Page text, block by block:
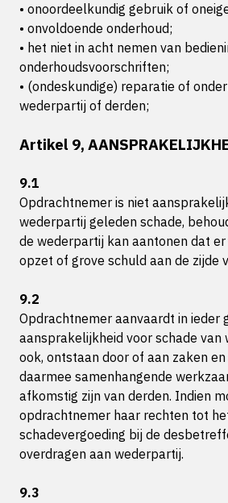
• onoordeelkundig gebruik of
• onvoldoende onderhoud;
• het niet in acht nemen van
onderhoudsvoorschriften;
• (ondeskundige) reparatie of
wederpartij of derden;
Artikel 9,
9.1
Opdrachtnemer is niet
wederpartij geleden schade,
de wederpartij kan aantonen dat
opzet of grove schuld aan de zijde
9.2
Opdrachtnemer aanvaardt in ieder
aansprakelijkheid voor schade van
ook, ontstaan door of aan zaken
daarmee samenhangende
afkomstig zijn van derden. Indien
opdrachtnemer haar rechten tot
schadevergoeding bij de
overdragen aan wederpartij.
9.3